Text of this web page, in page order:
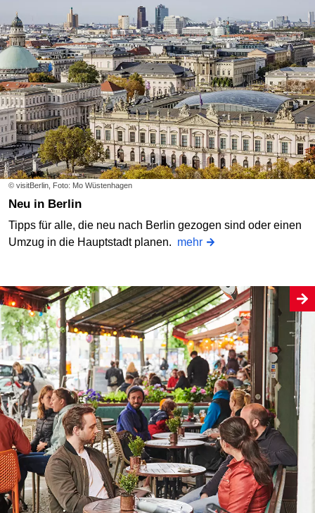
© visitBerlin, Foto: Mo Wüstenhagen
Neu in Berlin
Tipps für alle, die neu nach Berlin gezogen sind oder einen
Umzug in die Hauptstadt planen. mehr